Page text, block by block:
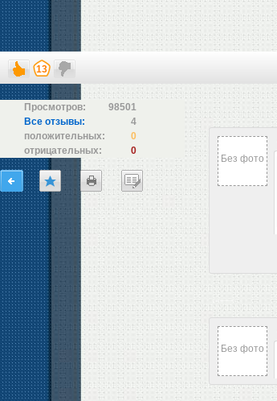
13
Просмотров:
98501
Все отзывы:
4
положительных:
0
отрицательных:
0
Без фото
Без фото